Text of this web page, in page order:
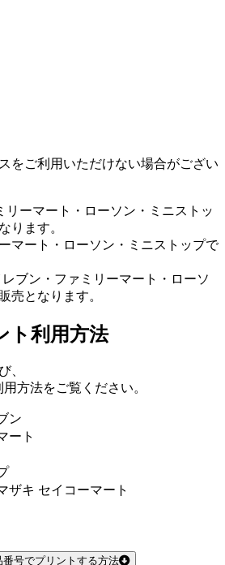
をご利用いただけない場合がござい
ーマート・ローソン・ミニストッ
ります。
マート・ローソン・ミニストップで
ブン・ファミリーマート・ローソ
売となります。
ト利用方法
、
方法をご覧ください。
番号でプリントする方法